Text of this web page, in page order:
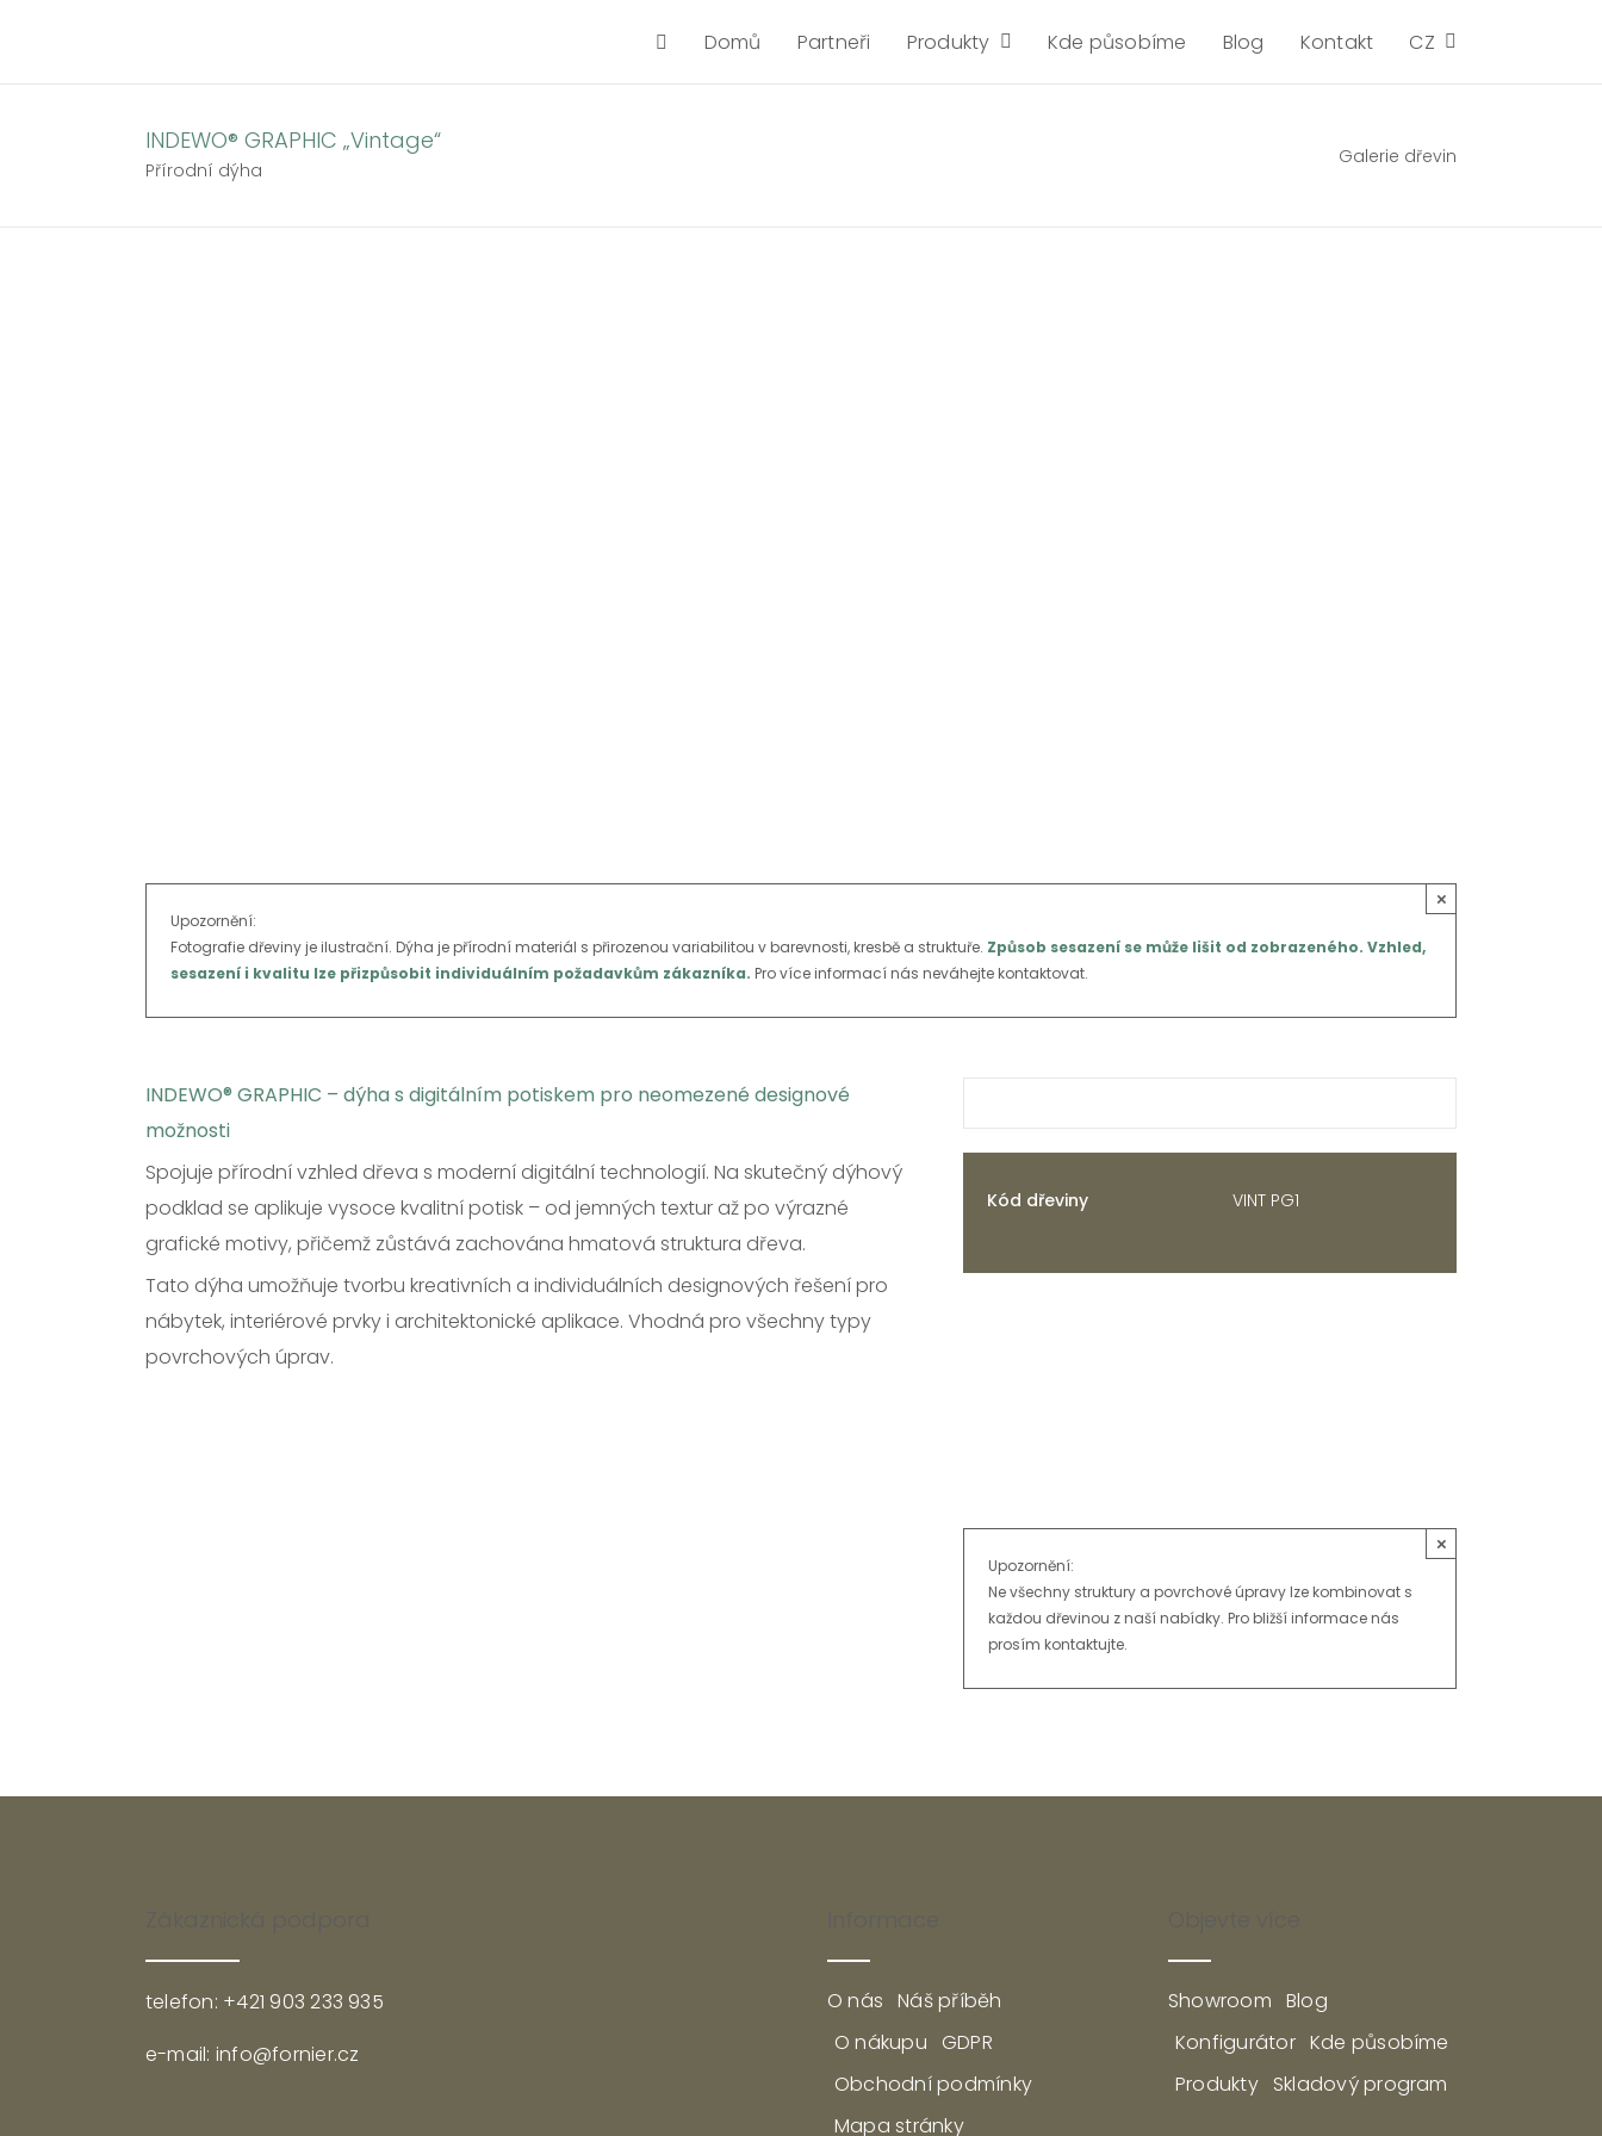
Domů Partneři Produkty Kde působíme Blog Kontakt CZ
INDEWO® GRAPHIC „Vintage“
Přírodní dýha
Galerie dřevin
Upozornění:
Fotografie dřeviny je ilustrační. Dýha je přírodní materiál s přirozenou variabilitou v barevnosti, kresbě a struktuře. Způsob sesazení se může lišit od zobrazeného. Vzhled,
sesazení i kvalitu lze přizpůsobit individuálním požadavkům zákazníka. Pro více informací nás neváhejte kontaktovat.
×
INDEWO® GRAPHIC – dýha s digitálním potiskem pro neomezené designové
možnosti
Spojuje přírodní vzhled dřeva s moderní digitální technologií. Na skutečný dýhový
podklad se aplikuje vysoce kvalitní potisk – od jemných textur až po výrazné
grafické motivy, přičemž zůstává zachována hmatová struktura dřeva.
Tato dýha umožňuje tvorbu kreativních a individuálních designových řešení pro
nábytek, interiérové prvky i architektonické aplikace. Vhodná pro všechny typy
povrchových úprav.
Kód dřeviny VINT PG1
Upozornění:
Ne všechny struktury a povrchové úpravy lze kombinovat s
každou dřevinou z naší nabídky. Pro bližší informace nás
prosím kontaktujte.
×
telefon: +421 903 233 935
e-mail: info@fornier.cz
O nás Náš příběh
O nákupu
GDPR
Obchodní podmínky
Mapa stránky
Showroom Blog
Konfigurátor Kde působíme
Produkty Skladový program